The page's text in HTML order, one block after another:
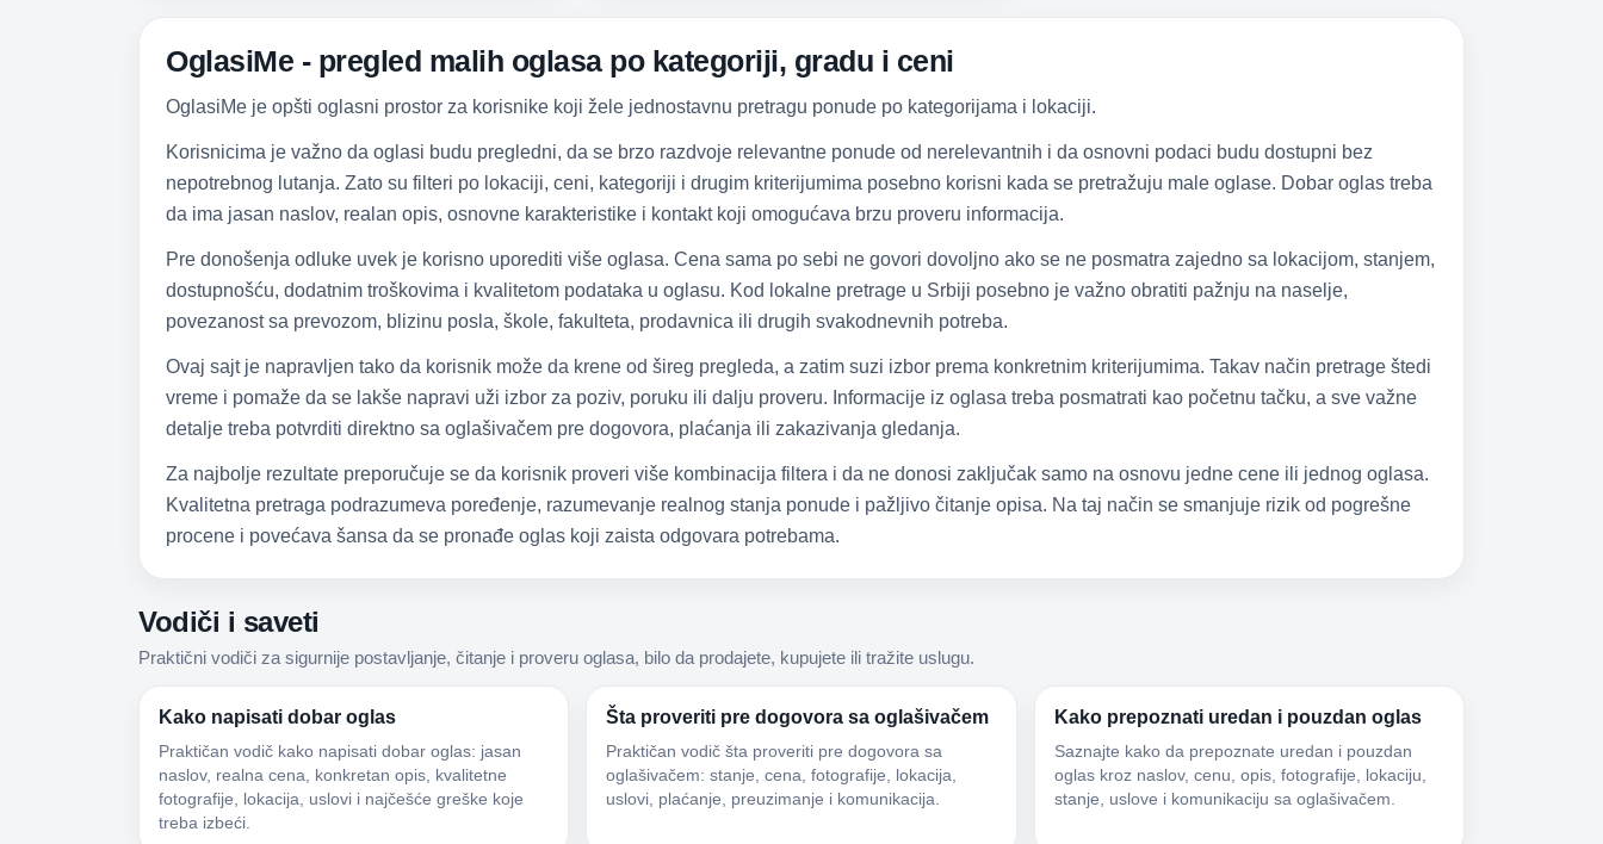
OglasiMe - pregled malih oglasa po kategoriji, gradu i ceni
OglasiMe je opšti oglasni prostor za korisnike koji žele jednostavnu pretragu ponude po kategorijama i lokaciji.
Korisnicima je važno da oglasi budu pregledni, da se brzo razdvoje relevantne ponude od nerelevantnih i da osnovni podaci budu dostupni bez
nepotrebnog lutanja. Zato su filteri po lokaciji, ceni, kategoriji i drugim kriterijumima posebno korisni kada se pretražuju male oglase. Dobar oglas treba
da ima jasan naslov, realan opis, osnovne karakteristike i kontakt koji omogućava brzu proveru informacija.
Pre donošenja odluke uvek je korisno uporediti više oglasa. Cena sama po sebi ne govori dovoljno ako se ne posmatra zajedno sa lokacijom, stanjem,
dostupnošću, dodatnim troškovima i kvalitetom podataka u oglasu. Kod lokalne pretrage u Srbiji posebno je važno obratiti pažnju na naselje,
povezanost sa prevozom, blizinu posla, škole, fakulteta, prodavnica ili drugih svakodnevnih potreba.
Ovaj sajt je napravljen tako da korisnik može da krene od šireg pregleda, a zatim suzi izbor prema konkretnim kriterijumima. Takav način pretrage štedi
vreme i pomaže da se lakše napravi uži izbor za poziv, poruku ili dalju proveru. Informacije iz oglasa treba posmatrati kao početnu tačku, a sve važne
detalje treba potvrditi direktno sa oglašivačem pre dogovora, plaćanja ili zakazivanja gledanja.
Za najbolje rezultate preporučuje se da korisnik proveri više kombinacija filtera i da ne donosi zaključak samo na osnovu jedne cene ili jednog oglasa.
Kvalitetna pretraga podrazumeva poređenje, razumevanje realnog stanja ponude i pažljivo čitanje opisa. Na taj način se smanjuje rizik od pogrešne
procene i povećava šansa da se pronađe oglas koji zaista odgovara potrebama.
Vodiči i saveti
Praktični vodiči za sigurnije postavljanje, čitanje i proveru oglasa, bilo da prodajete, kupujete ili tražite uslugu.
Kako napisati dobar oglas
Praktičan vodič kako napisati dobar oglas: jasan
naslov, realna cena, konkretan opis, kvalitetne
fotografije, lokacija, uslovi i najčešće greške koje
treba izbeći.
Šta proveriti pre dogovora sa oglašivačem
Praktičan vodič šta proveriti pre dogovora sa
oglašivačem: stanje, cena, fotografije, lokacija,
uslovi, plaćanje, preuzimanje i komunikacija.
Kako prepoznati uredan i pouzdan oglas
Saznajte kako da prepoznate uredan i pouzdan
oglas kroz naslov, cenu, opis, fotografije, lokaciju,
stanje, uslove i komunikaciju sa oglašivačem.